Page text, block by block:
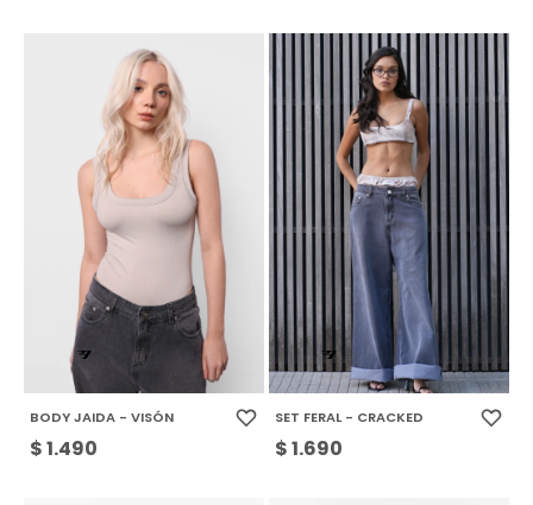
BODY JAIDA - VISÓN
$1.490
SET FERAL - CRACKED
$1.690